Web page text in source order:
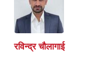
रविन्द्र चाैलागाई